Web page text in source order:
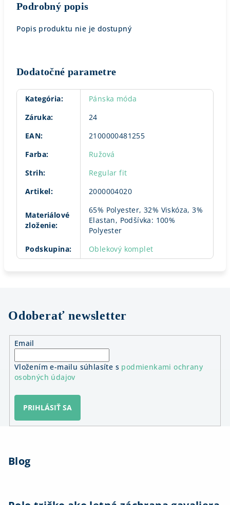
Podrobný popis
Popis produktu nie je dostupný
Dodatočné parametre
Kategória:
Pánska móda
Záruka:
24
EAN:
2100000481255
Farba:
Ružová
Strih:
Regular fit
Artikel: 2000004020
Materiálové
zloženie:
65% Polyester, 32% Viskóza, 3%
Elastan, Podšívka: 100%
Polyester
Podskupina: Oblekový komplet
Odoberať newsletter
Email
Vložením e-mailu súhlasíte s podmienkami ochrany
osobných údajov
PRIHLÁSIŤ SA
Blog